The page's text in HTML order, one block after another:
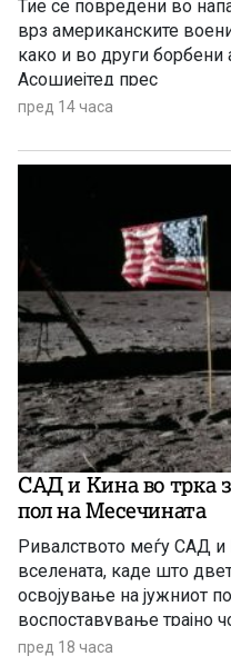
Тие се повредени во
врз американските
како и во други борбени
Асошиејтед прес
пред 14 часа
САД и Кина во трка
пол на Месечината
Ривалството меѓу САД
вселената, каде што
освојување на јужниот
воспоставување трајно
Земјата.
пред 18 часа